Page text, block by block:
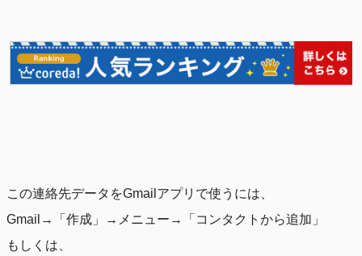
この連絡先データをGmailアプリで使うには、
Gmail→「作成」→メニュー→「コンタクトから追加」
もしくは、